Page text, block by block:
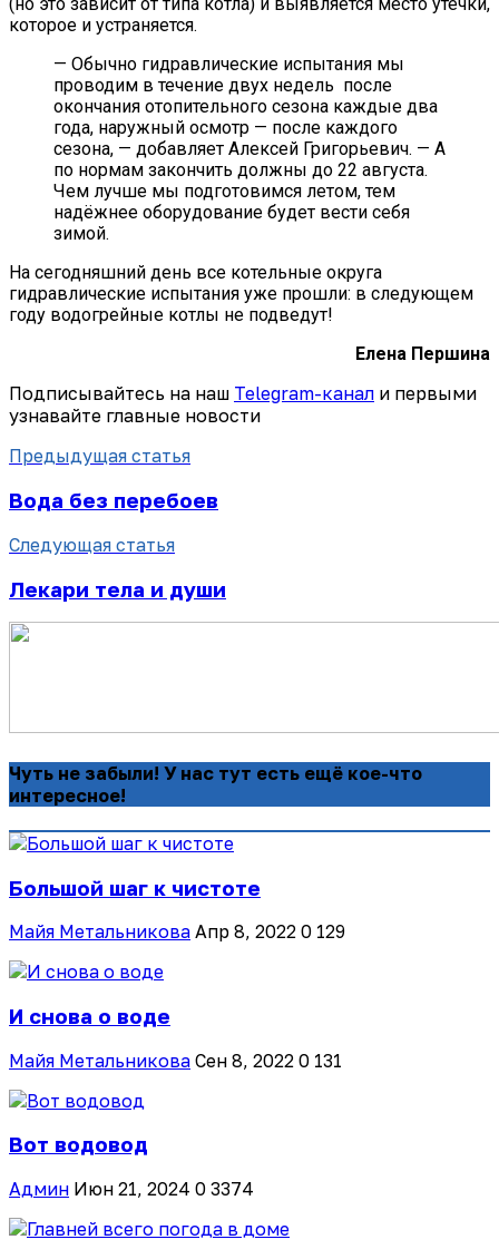
(но это зависит от типа котла) и выявляется место утечки,
которое и устраняется.
— Обычно гидравлические испытания мы
проводим в течение двух недель после
окончания отопительного сезона каждые два
года, наружный осмотр — после каждого
сезона, — добавляет Алексей Григорьевич. — А
по нормам закончить должны до 22 августа.
Чем лучше мы подготовимся летом, тем
надёжнее оборудование будет вести себя
зимой.
На сегодняшний день все котельные округа
гидравлические испытания уже прошли: в следующем
году водогрейные котлы не подведут!
Елена Першина
Подписывайтесь на наш Telegram-канал и первыми
узнавайте главные новости
Предыдущая статья
Вода без перебоев
Следующая статья
Лекари тела и души
Чуть не забыли! У нас тут есть ещё кое-что
интересное!
Большой шаг к чистоте
Майя Метальникова Апр 8, 2022 0 129
И снова о воде
Майя Метальникова Сен 8, 2022 0 131
Вот водовод
Админ Июн 21, 2024 0 3374